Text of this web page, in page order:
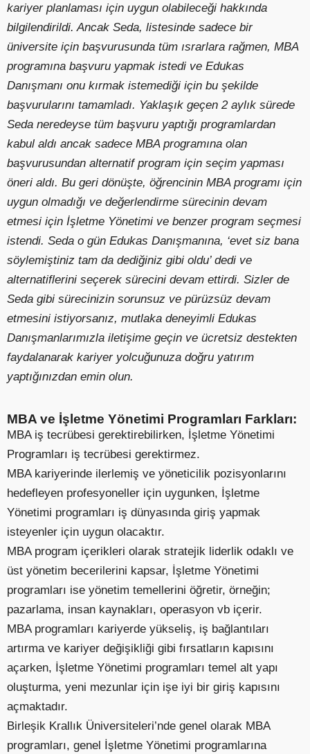
kariyer planlaması için uygun olabileceği hakkında
bilgilendirildi. Ancak Seda, listesinde sadece bir
üniversite için başvurusunda tüm ısrarlara rağmen, MBA
programına başvuru yapmak istedi ve Edukas
Danışmanı onu kırmak istemediği için bu şekilde
başvurularını tamamladı. Yaklaşık geçen 2 aylık sürede
Seda neredeyse tüm başvuru yaptığı programlardan
kabul aldı ancak sadece MBA programına olan
başvurusundan alternatif program için seçim yapması
öneri aldı. Bu geri dönüşte, öğrencinin MBA programı için
uygun olmadığı ve değerlendirme sürecinin devam
etmesi için İşletme Yönetimi ve benzer program seçmesi
istendi. Seda o gün Edukas Danışmanına, ‘evet siz bana
söylemiştiniz tam da dediğiniz gibi oldu’ dedi ve
alternatiflerini seçerek sürecini devam ettirdi. Sizler de
Seda gibi sürecinizin sorunsuz ve pürüzsüz devam
etmesini istiyorsanız, mutlaka deneyimli Edukas
Danışmanlarımızla iletişime geçin ve ücretsiz destekten
faydalanarak kariyer yolcuğunuza doğru yatırım
yaptığınızdan emin olun.
MBA ve İşletme Yönetimi Programları Farkları:
MBA iş tecrübesi gerektirebilirken, İşletme Yönetimi
Programları iş tecrübesi gerektirmez.
MBA kariyerinde ilerlemiş ve yöneticilik pozisyonlarını
hedefleyen profesyoneller için uygunken, İşletme
Yönetimi programları iş dünyasında giriş yapmak
isteyenler için uygun olacaktır.
MBA program içerikleri olarak stratejik liderlik odaklı ve
üst yönetim becerilerini kapsar, İşletme Yönetimi
programları ise yönetim temellerini öğretir, örneğin;
pazarlama, insan kaynakları, operasyon vb içerir.
MBA programları kariyerde yükseliş, iş bağlantıları
artırma ve kariyer değişikliği gibi fırsatların kapısını
açarken, İşletme Yönetimi programları temel alt yapı
oluşturma, yeni mezunlar için işe iyi bir giriş kapısını
açmaktadır.
Birleşik Krallık Üniversiteleri’nde genel olarak MBA
programları, genel İşletme Yönetimi programlarına